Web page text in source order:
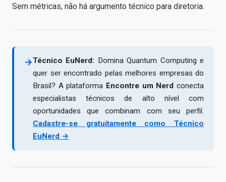
Sem métricas, não há argumento técnico para diretoria.
→Técnico EuNerd: Domina Quantum Computing e
quer ser encontrado pelas melhores empresas do
Brasil? A plataforma Encontre um Nerd conecta
especialistas técnicos de alto nível com
oportunidades que combinam com seu perfil.
Cadastre-se gratuitamente como Técnico
EuNerd →